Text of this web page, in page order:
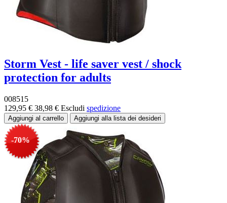
Storm Vest - life saver vest / shock
protection for adults
008515
129,95 € 38,98 € Escludi spedizione
-70%